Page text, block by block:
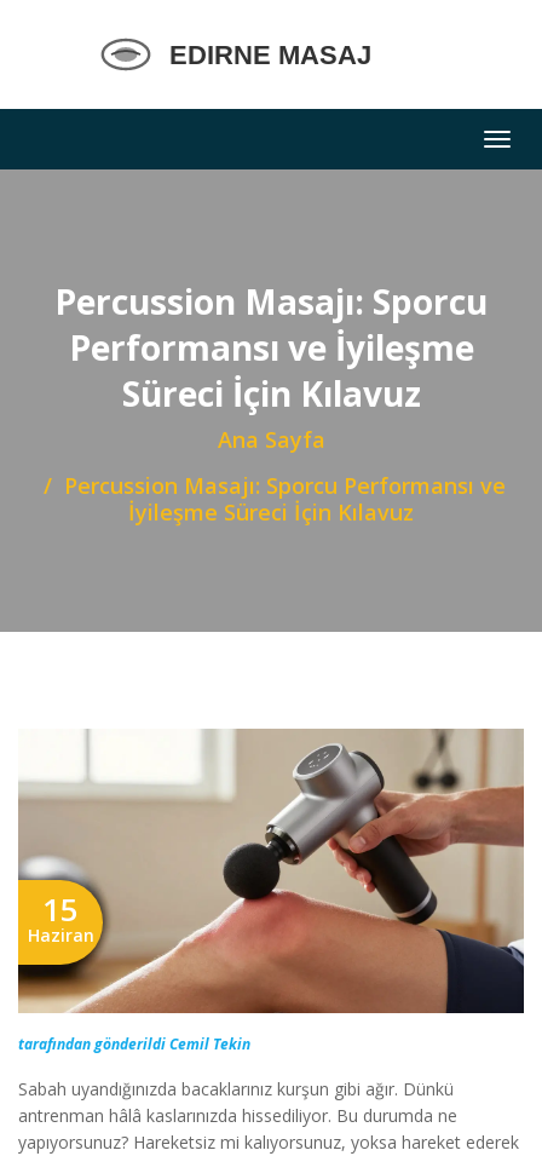
Percussion Masajı: Sporcu
Performansı ve İyileşme
Süreci İçin Kılavuz
Ana Sayfa
Percussion Masajı: Sporcu Performansı ve
İyileşme Süreci İçin Kılavuz
15
Haziran
tarafından gönderildi Cemil Tekin
Sabah uyandığınızda bacaklarınız kurşun gibi ağır. Dünkü
antrenman hâlâ kaslarınızda hissediliyor. Bu durumda ne
yapıyorsunuz? Hareketsiz mi kalıyorsunuz, yoksa hareket ederek